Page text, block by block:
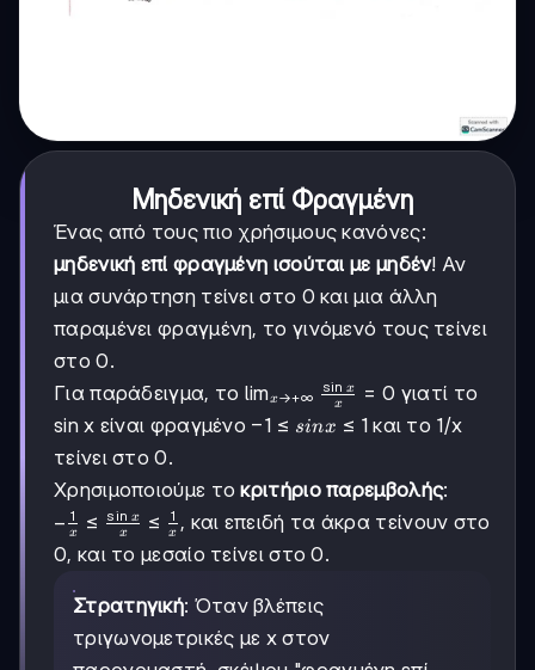
Μηδενική επί Φραγμένη
Ένας από τους πιο χρήσιμους κανόνες:
μηδενική επί φραγμένη ισούται με μηδέν! Αν
μια συνάρτηση τείνει στο 0 και μια άλλη
παραμένει φραγμένη, το γινόμενό τους τείνει
στο 0.
Για παράδειγμα, το \lim_{x
\to +∞}
\frac{\sin
0
limx→+∞ x
sin x = 0 γιατί το
sin x είναι φραγμένο -1
x
≤ 1
−1 ≤ sinx ≤ 1και το 1/x
τείνει στο 0.
Χρησιμοποιούμε τοκριτήριο παρεμβολής:
-\frac{1}
{x} \leq
\frac{\sin
x}{x}
\leq
\frac{1}
{x}
− x
1 ≤ x
sin x ≤ x
1 , και επειδή τα άκρα τείνουν στο
0, και το μεσαίο τείνει στο 0.
Στρατηγική: Όταν βλέπεις
τριγωνομετρικές με x στον